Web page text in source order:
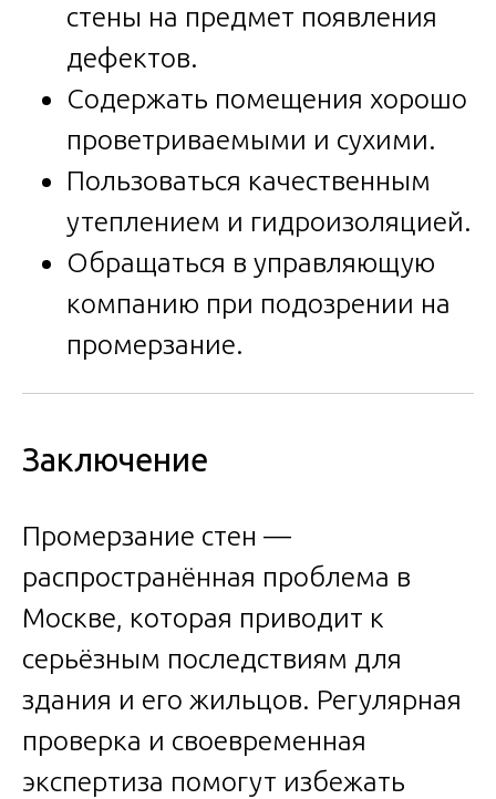
стены на предмет появления
дефектов.
Содержать помещения хорошо
проветриваемыми и сухими.
Пользоваться качественным
утеплением и гидроизоляцией.
Обращаться в управляющую
компанию при подозрении на
промерзание.
Заключение
Промерзание стен —
распространённая проблема в
Москве, которая приводит к
серьёзным последствиям для
здания и его жильцов. Регулярная
проверка и своевременная
экспертиза помогут избежать